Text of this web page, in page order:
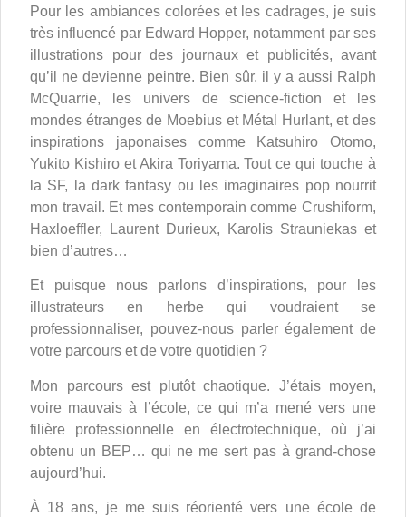
Pour les ambiances colorées et les cadrages, je suis
très influencé par Edward Hopper, notamment par ses
illustrations pour des journaux et publicités, avant
qu’il ne devienne peintre. Bien sûr, il y a aussi Ralph
McQuarrie, les univers de science-fiction et les
mondes étranges de Moebius et Métal Hurlant, et des
inspirations japonaises comme Katsuhiro Otomo,
Yukito Kishiro et Akira Toriyama. Tout ce qui touche à
la SF, la dark fantasy ou les imaginaires pop nourrit
mon travail. Et mes contemporain comme Crushiform,
Haxloeffler, Laurent Durieux, Karolis Strauniekas et
bien d’autres…
Et puisque nous parlons d’inspirations, pour les
illustrateurs en herbe qui voudraient se
professionnaliser, pouvez-nous parler également de
votre parcours et de votre quotidien ?
Mon parcours est plutôt chaotique. J’étais moyen,
voire mauvais à l’école, ce qui m’a mené vers une
filière professionnelle en électrotechnique, où j’ai
obtenu un BEP… qui ne me sert pas à grand-chose
aujourd’hui.
À 18 ans, je me suis réorienté vers une école de